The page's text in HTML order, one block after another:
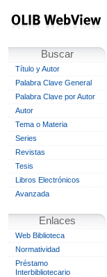
Buscar
Título y Autor
Palabra Clave General
Palabra Clave por Autor
Autor
Tema o Materia
Series
Revistas
Tesis
Libros Electrónicos
Avanzada
Enlaces
Web Biblioteca
Normatividad
Préstamo
Interbibliotecario